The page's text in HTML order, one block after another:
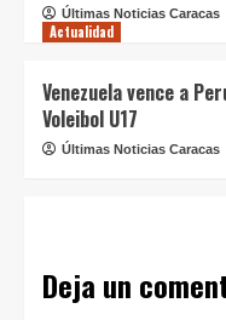
Últimas Noticias Caracas
Actualidad
Venezuela vence a
Voleibol U17
Últimas Noticias Caracas
Deja un